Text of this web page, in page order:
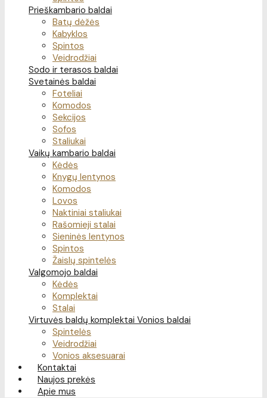
Prieškambario baldai
Batų dėžės
Kabyklos
Spintos
Veidrodžiai
Sodo ir terasos baldai
Svetainės baldai
Foteliai
Komodos
Sekcijos
Sofos
Staliukai
Vaikų kambario baldai
Kėdės
Knygų lentynos
Komodos
Lovos
Naktiniai staliukai
Rašomieji stalai
Sieninės lentynos
Spintos
Žaislų spintelės
Valgomojo baldai
Kėdės
Komplektai
Stalai
Virtuvės baldų komplektai Vonios baldai
Spintelės
Veidrodžiai
Vonios aksesuarai
Kontaktai
Naujos prekės
Apie mus